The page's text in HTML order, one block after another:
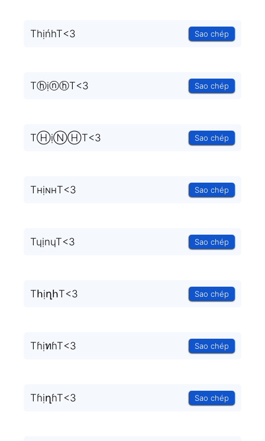
ThịńhT<3 Sao chép
TⓗịⓝⓗT<3 Sao chép
TⒽịⓃⒽT<3 Sao chép
TнịɴнT<3 Sao chép
TɥịnɥT<3 Sao chép
TհịղհT<3 Sao chép
TɦịทɦT<3 Sao chép
TɦịղɦT<3 Sao chép